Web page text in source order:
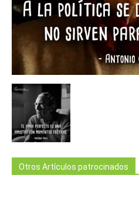
Otros Artículos patrocinados